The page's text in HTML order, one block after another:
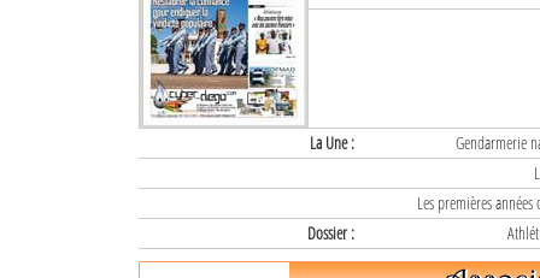
La Une :
Gendarmerie
Les premières
Dossier :